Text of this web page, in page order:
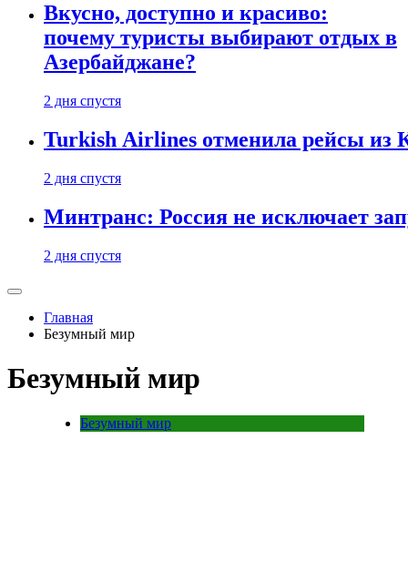
Вкусно, доступно и красиво:
почему туристы выбирают отдых в
Азербайджане?
2 дня спустя
Turkish Airlines отменила рейсы из
2 дня спустя
Минтранс: Россия не исключает
2 дня спустя
Главная
Безумный мир
Безумный мир
Безумный мир